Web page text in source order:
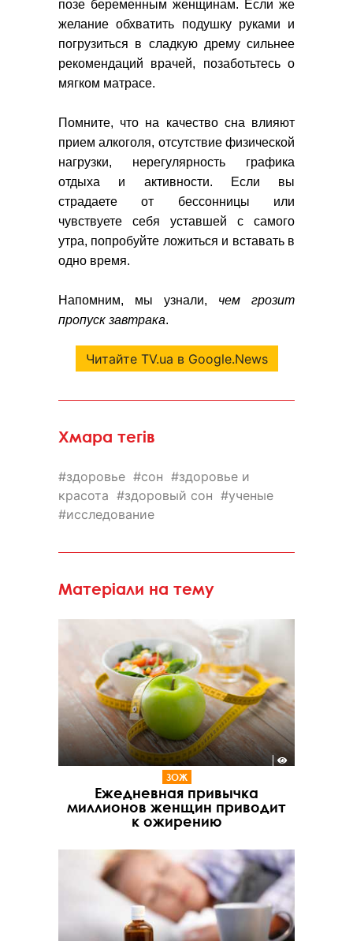
позе беременным женщинам. Если же
желание обхватить подушку руками и
погрузиться в сладкую дрему сильнее
рекомендаций врачей, позаботьтесь о
мягком матрасе.
Помните, что на качество сна влияют
прием алкоголя, отсутствие физической
нагрузки, нерегулярность графика
отдыха и активности. Если вы
страдаете от бессонницы или
чувствуете себя уставшей с самого
утра, попробуйте ложиться и вставать в
одно время.
Напомним, мы узнали, чем грозит
пропуск завтрака.
Читайте TV.ua в Google.News
Хмара тегів
здоровье сон
здоровье и
красота
здоровый сон
ученые
исследование
Матеріали на тему
ЗОЖ
Ежедневная привычка
миллионов женщин приводит
к ожирению